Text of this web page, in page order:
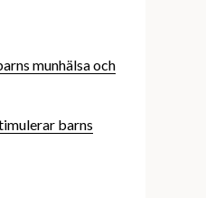
munhälsa och
barns